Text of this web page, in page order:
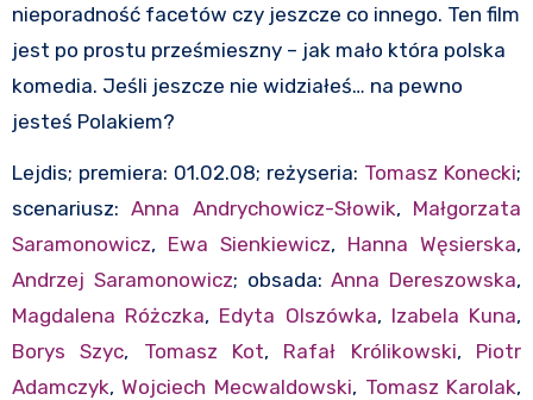
nieporadność facetów czy jeszcze co innego. Ten film
jest po prostu prześmieszny – jak mało która polska
komedia. Jeśli jeszcze nie widziałeś… na pewno
jesteś Polakiem?
Lejdis; premiera: 01.02.08; reżyseria: Tomasz Konecki;
scenariusz:Anna Andrychowicz-Słowik, Małgorzata
Saramonowicz, Ewa Sienkiewicz, Hanna Węsierska,
Andrzej Saramonowicz; obsada:Anna Dereszowska,
Magdalena Różczka, Edyta Olszówka, Izabela Kuna,
Borys Szyc, Tomasz Kot, Rafał Królikowski, Piotr
Adamczyk,Wojciech Mecwaldowski, Tomasz Karolak,